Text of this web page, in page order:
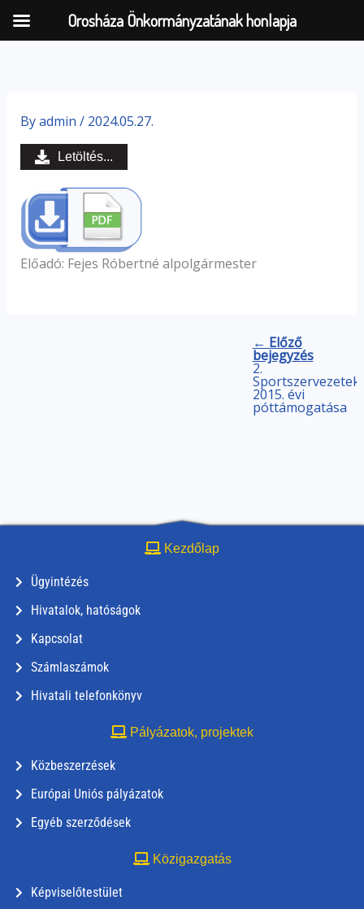
content
Byadmin / 2024.05.27.
Előadó: Fejes Róbertné alpolgármester
Letöltés...
← Előző
bejegyzés
2.
Sportszervezetek
2015. évi
póttámogatása
Kezdőlap
Ügyintézés
Hivatalok, hatóságok
Kapcsolat
Számlaszámok
Hivatali telefonkönyv
Pályázatok, projektek
Közbeszerzések
Európai Uniós pályázatok
Egyéb szerződések
Közigazgatás
Képviselőtestület
Orosháza Önkormányzatának honlapja